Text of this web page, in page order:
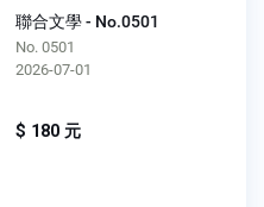
聯合文學 - No.0501
No. 0501
2026-07-01
$ 180 元